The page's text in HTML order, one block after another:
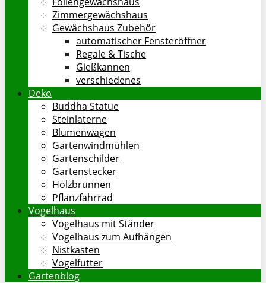
Zimmergewächshaus
Gewächshaus Zubehör
automatischer Fensteröffner
Regale & Tische
Gießkannen
verschiedenes
Deko
Buddha Statue
Steinlaterne
Blumenwagen
Gartenwindmühlen
Gartenschilder
Gartenstecker
Holzbrunnen
Pflanzfahrrad
Vogelhaus
Vogelhaus mit Ständer
Vogelhaus zum Aufhängen
Nistkasten
Vogelfutter
Gartenblog